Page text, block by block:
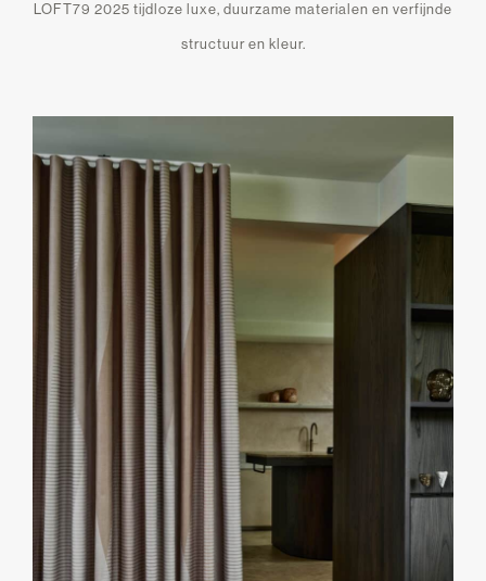
LOFT79 2025 tijdloze luxe, duurzame materialen en verfijnde
structuur en kleur.